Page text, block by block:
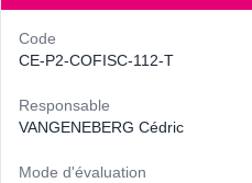
Code
CE-P2-COFISC-112-T
Responsable
VANGENEBERG Cédric
Mode d'évaluation